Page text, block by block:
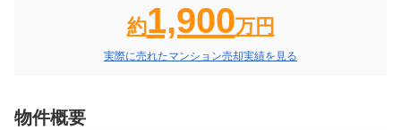
お家の売却を学ぶ
不動産会社向け情報
約1,900万円
実際に売れたマンション売却実績を見る
物件概要